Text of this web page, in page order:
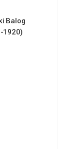
Balog
1920)